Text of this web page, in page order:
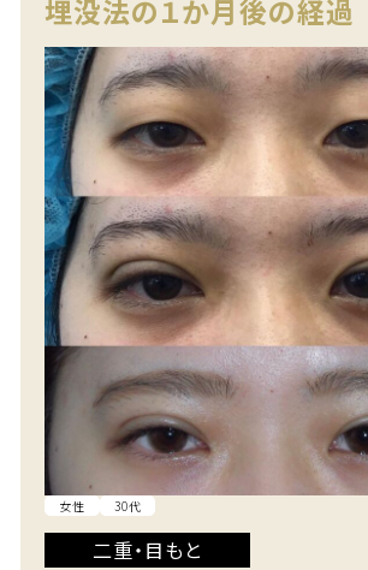
埋没法の１か月後の経過
女性 30代
二重・目もと